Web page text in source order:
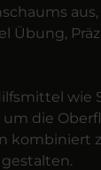
Übung,
wie
die
kombiniert